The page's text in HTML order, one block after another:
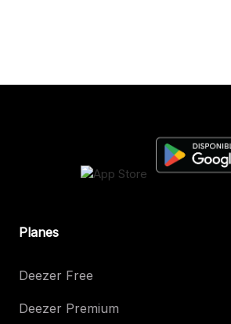
Planes
Deezer Free
Deezer Premium